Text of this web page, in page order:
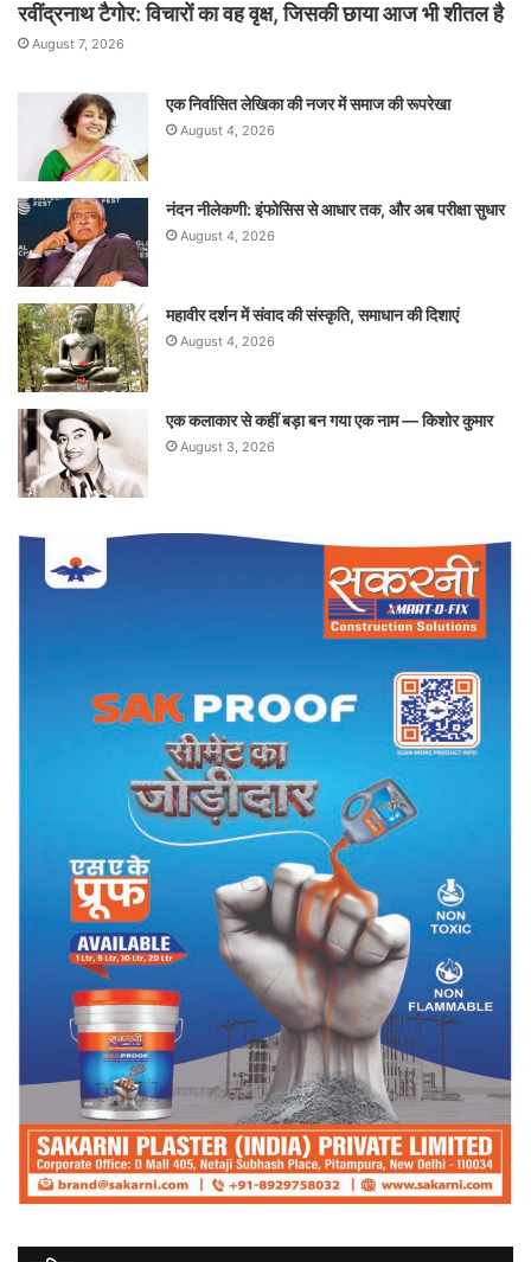
रवींद्रनाथ टैगोर: विचारों का वह वृक्ष, जिसकी छाया आज भी शीतल है
August 7, 2026
एक निर्वासित लेखिका की नजर में समाज की रूपरेखा
August 4, 2026
नंदन नीलेकणी: इंफोसिस से आधार तक, और अब परीक्षा सुधार
August 4, 2026
महावीर दर्शन में संवाद की संस्कृति, समाधान की दिशाएं
August 4, 2026
एक कलाकार से कहीं बड़ा बन गया एक नाम — किशोर कुमार
August 3, 2026